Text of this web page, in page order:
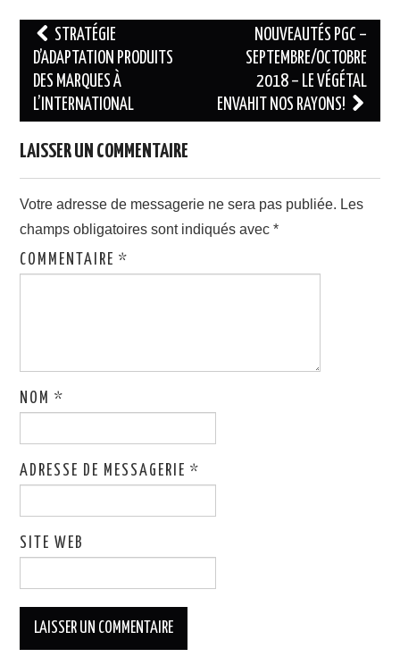
Navigation
des
articles
STRATÉGIE
D’ADAPTATION PRODUITS
DES MARQUES À
L’INTERNATIONAL
NOUVEAUTÉS PGC –
SEPTEMBRE/OCTOBRE
2018 – LE VÉGÉTAL
ENVAHIT NOS RAYONS!
LAISSER UN COMMENTAIRE
Votre adresse de messagerie ne sera pas publiée. Les
champs obligatoires sont indiqués avec*
COMMENTAIRE*
NOM*
ADRESSE DE MESSAGERIE*
SITE WEB